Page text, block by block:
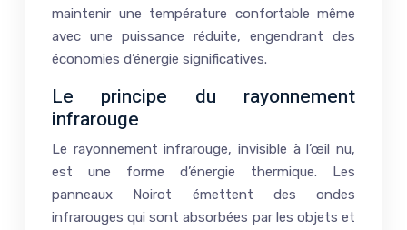
maintenir une température confortable même
avec une puissance réduite, engendrant des
économies d’énergie significatives.
Le principe du rayonnement
infrarouge
Le rayonnement infrarouge, invisible à l’œil nu,
est une forme d’énergie thermique. Les
panneaux Noirot émettent des ondes
infrarouges qui sont absorbées par les objets et